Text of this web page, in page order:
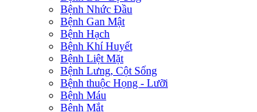
Bệnh Nhức Đầu
Bệnh Gan Mật
Bệnh Hạch
Bệnh Khí Huyết
Bệnh Liệt Mặt
Bệnh Lưng, Cột Sống
Bệnh thuộc Họng - Lưỡi
Bệnh Máu
Bệnh Mắt